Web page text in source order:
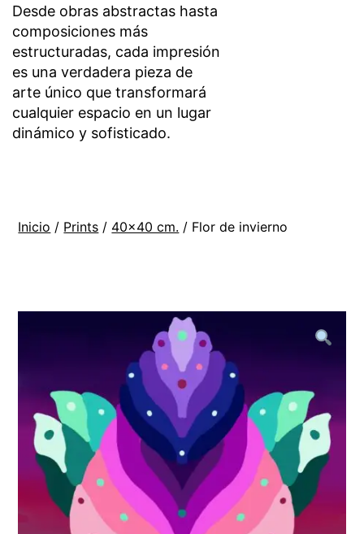
Desde obras abstractas hasta
composiciones más
estructuradas, cada impresión
es una verdadera pieza de
arte único que transformará
cualquier espacio en un lugar
dinámico y sofisticado.
Inicio / Prints / 40x40 cm. / Flor de invierno